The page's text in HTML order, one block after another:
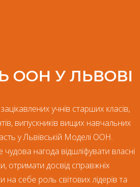
ООН У ЛЬВОВІ
учнів старших класів,
випускників вищих навчальних
у Львівській Моделі ООН.
нагода відшліфувати власні
отримати досвід справжніх
на себе роль світових лідерів та